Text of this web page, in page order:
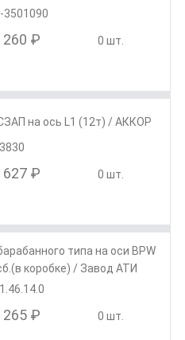
3501090
260 ₽ 0 шт.
на ось L1 (12т) / АККОР
627 ₽ 0 шт.
типа на оси BPW
коробке) / Завод АТИ
265 ₽ 0 шт.